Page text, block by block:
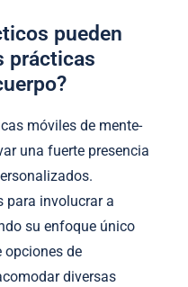
pueden
prácticas
móviles de mente-
una fuerte presencia
para involucrar a
su enfoque único
opciones de
diversas